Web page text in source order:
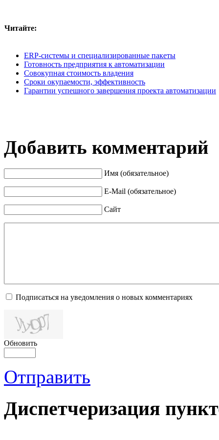
Читайте:
ERP-системы и специализированные пакеты
Готовность предприятия к автоматизации
Совокупная стоимость владения
Сроки окупаемости, эффективность
Гарантии успешного завершения проекта автоматизации
Добавить комментарий
Имя (обязательное)
E-Mail (обязательное)
Сайт
Подписаться на уведомления о новых комментариях
Обновить
Отправить
Диспетчеризация